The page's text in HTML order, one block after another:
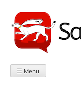
au
contenu
☰ Menu